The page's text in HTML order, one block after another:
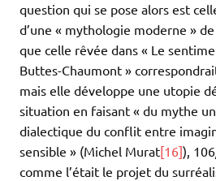
question qui se pose alors est
d’une « mythologie moderne »
que celle rêvée dans « Le
Buttes-Chaumont »
mais elle développe une utopie
situation en faisant « du mythe
dialectique du conflit entre
sensible » (Michel Murat[16]),
comme l’était le projet du